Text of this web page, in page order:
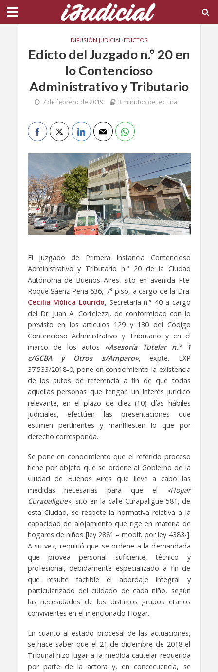
DIFUSIÓN JUDICIAL•EDICTOS
Edicto del Juzgado n.° 20 en
lo Contencioso
Administrativo y Tributario
7 de febrero de 2019 3 minutos de lectura
El juzgado de Primera Instancia Contencioso
Administrativo y Tributario n.° 20 de la Ciudad
Autónoma de Buenos Aires, sito en avenida Pte.
Roque Sáenz Peña 636, 7° piso, a cargo de la Dra.
Cecilia Mólica Lourido, Secretaría n.° 40 a cargo
del Dr. Juan A. Cortelezzi, de conformidad con lo
previsto en los artículos 129 y 130 del Código
Contencioso Administrativo y Tributario y en el
marco de los autos «Asesoría Tutelar n.° 1
c/GCBA y Otros s/Amparo», expte. EXP
37.533/2018-0, pone en conocimiento la existencia
de los autos de referencia a fin de que todas
aquellas personas que tengan un interés jurídico
relevante, en el plazo de diez (10) días hábiles
judiciales, efectúen las presentaciones que
estimen pertinentes y manifiesten lo que por
derecho corresponda.
Se pone en conocimiento que el referido proceso
tiene por objeto que se ordene al Gobierno de la
Ciudad de Buenos Aires que lleve a cabo las
medidas necesarias para que el «Hogar
Curapaligüe», sito en la calle Curapaligüe 581, de
esta Ciudad, se respete la normativa relativa a la
capacidad de alojamiento que rige en materia de
hogares de niños [ley 2881 – modif. por ley 4383-].
A su vez, requirió que se ordene a la demandada
que provea personal suficiente, técnico y
profesional, debidamente especializado a fin de
que resulte factible el abordaje integral y
particularizado del cuidado de cada niño, según
las necesidades de los distintos grupos etarios
convivientes en el mencionado Hogar.
En cuanto al estado procesal de las actuaciones,
se hace saber que el 21 de diciembre de 2018 el
Tribunal hizo lugar a la medida cautelar requerida
por parte de la actora y, en concecuencia, se